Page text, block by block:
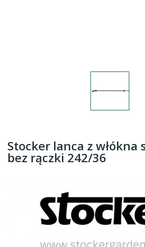
Stocker lanca z włókna
bez rączki 242/36